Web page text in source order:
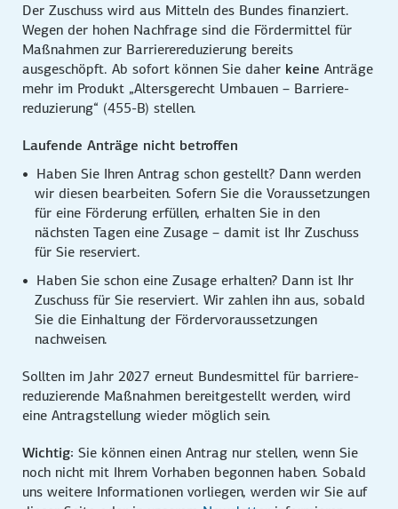
Der Zuschuss wird aus Mitteln des Bundes finanziert.
Wegen der hohen Nachfrage sind die Förder­mittel für
Maßnahmen zur Barriere­reduzierung bereits
ausgeschöpft. Ab sofort können Sie daher keine Anträge
mehr im Produkt „Altersgerecht Umbauen – Barriere­
reduzierung“ (455-B) stellen.
Laufende Anträge nicht betroffen
Haben Sie Ihren Antrag schon gestellt? Dann werden
wir diesen bearbeiten. Sofern Sie die Voraus­setzungen
für eine Förderung erfüllen, erhalten Sie in den
nächsten Tagen eine Zusage – damit ist Ihr Zuschuss
für Sie reserviert.
Haben Sie schon eine Zusage erhalten? Dann ist Ihr
Zuschuss für Sie reserviert. Wir zahlen ihn aus, sobald
Sie die Einhaltung der Förder­voraus­setzungen
nachweisen.
Sollten im Jahr 2027 erneut Bundes­mittel für barriere­
reduzierende Maßnahmen bereit­gestellt werden, wird
eine Antrag­stellung wieder möglich sein.
Wichtig: Sie können einen Antrag nur stellen, wenn Sie
noch nicht mit Ihrem Vorhaben begonnen haben. Sobald
uns weitere Informationen vorliegen, werden wir Sie auf